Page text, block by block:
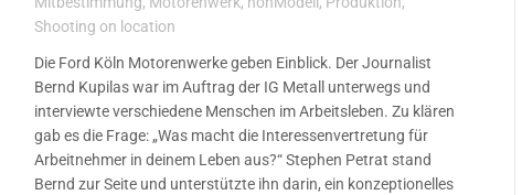
Shooting on location
Die Ford Köln Motorenwerke geben Einblick. Der Journalist
Bernd Kupilas war im Auftrag der IG Metall unterwegs und
interviewte verschiedene Menschen im Arbeitsleben. Zu klären
gab es die Frage: „Was macht die Interessenvertretung für
Arbeitnehmer in deinem Leben aus?“ Stephen Petrat stand
Bernd zur Seite und unterstützte ihn darin, ein konzeptionelles